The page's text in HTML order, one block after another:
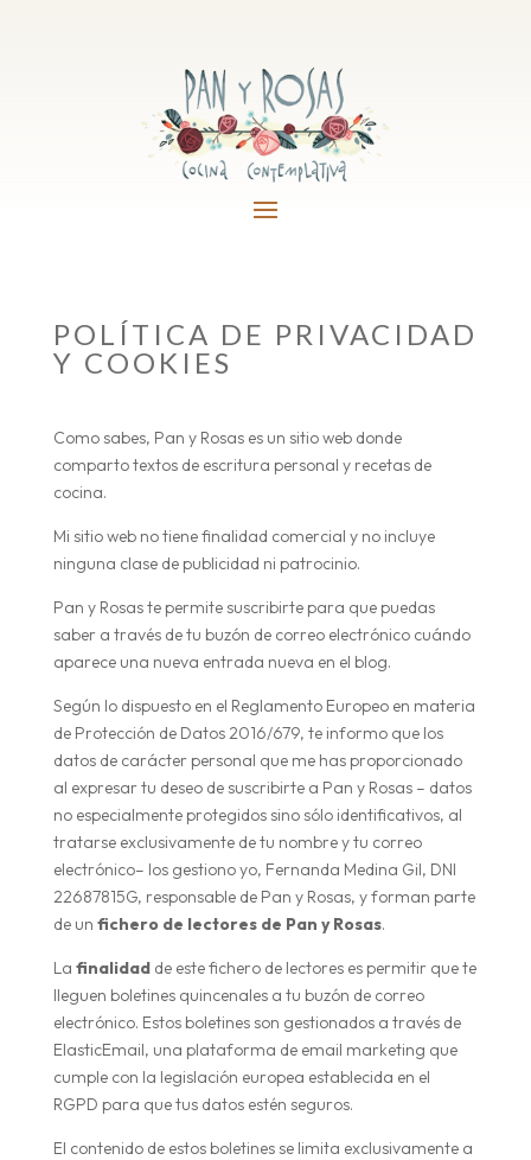
POLÍTICA DE PRIVACIDAD
Y COOKIES
Como sabes, Pan y Rosas es un sitio web donde
comparto textos de escritura personal y recetas de
cocina.
Mi sitio web no tiene finalidad comercial y no incluye
ninguna clase de publicidad ni patrocinio.
Pan y Rosas te permite suscribirte para que puedas
saber a través de tu buzón de correo electrónico cuándo
aparece una nueva entrada nueva en el blog.
Según lo dispuesto en el Reglamento Europeo en materia
de Protección de Datos 2016/679, te informo que los
datos de carácter personal que me has proporcionado
al expresar tu deseo de suscribirte a Pan y Rosas – datos
no especialmente protegidos sino sólo identificativos, al
tratarse exclusivamente de tu nombre y tu correo
electrónico– los gestiono yo, Fernanda Medina Gil, DNI
22687815G, responsable de Pan y Rosas, y forman parte
de un fichero de lectores de Pan y Rosas.
La finalidadde este fichero de lectores es permitir que te
lleguen boletines quincenales a tu buzón de correo
electrónico. Estos boletines son gestionados a través de
ElasticEmail, una plataforma de email marketing que
cumple con la legislación europea establecida en el
RGPD para que tus datos estén seguros.
El contenido de estos boletines se limita exclusivamente a